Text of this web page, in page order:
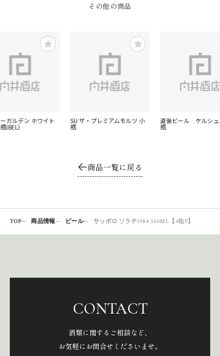
その他の商品
ガルデン ホワイト
(BEL)
SU ザ・プレミアムモルツ 小
瓶
道後ビール ケルシュ
瓶
商品一覧に戻る
TOP 商品情報 ビール サッポロ ソラチ1984 350ML【4缶P】
CONTACT
酒類に関するご相談など、
お気軽にお問合せくださいませ。